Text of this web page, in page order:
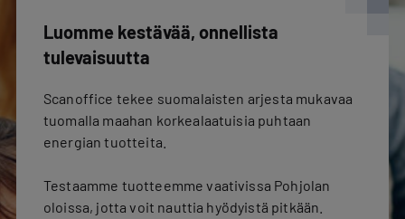
Luomme kestävää, onnellista
tulevaisuutta
Scanoffice tekee suomalaisten arjesta mukavaa
tuomalla maahan korkealaatuisia puhtaan
energian tuotteita.
Testaamme tuotteemme vaativissa Pohjolan
oloissa, jotta voit nauttia hyödyistä pitkään.